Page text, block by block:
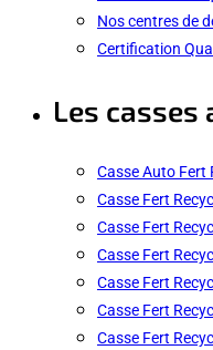
Nos centres de
Certification
Les casses
Casse Auto Fert
Casse Fert
Casse Fert
Casse Fert
Casse Fert
Casse Fert
Casse Fert